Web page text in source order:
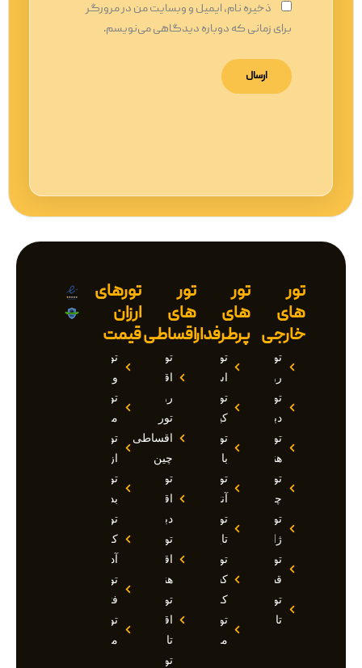
ذخیره نام، ایمیل و وبسایت من در مرورگر
برای زمانی که دوباره دیدگاهی می‌نویسم.
تور
های
خارجی
تور
روسیه
تور
دبی
تور
هند
تور
چین
تور
ژاپن
تور
قطر
تور
تاجیکستان
تور
های
پرطرفدار
تور
استانبول
تور
کیش
تور
بالی
تور
آنتالیا
تور
تایلند
تور
کشتی
کروز
تور
مالدیو
تور
های
اقساطی
تور
اقساطی
روسیه
تور
اقساطی
چین
تور
اقساطی
دبی
تور
اقساطی
هند
تور
اقساطی
تاجیکستان
تور
تورهای
ارزان
قیمت
تور
وان
تور
مارماریس
تور
ازمیر
تور
بدروم
تور
کوش
آداسی
تور
فتحیه
تور
مالزی